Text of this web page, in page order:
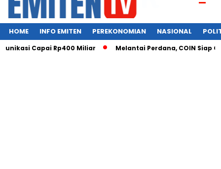
HOME INFO EMITEN PEREKONOMIAN NASIONAL
Capai Rp400 Miliar Melantai Perdana, COIN Siap